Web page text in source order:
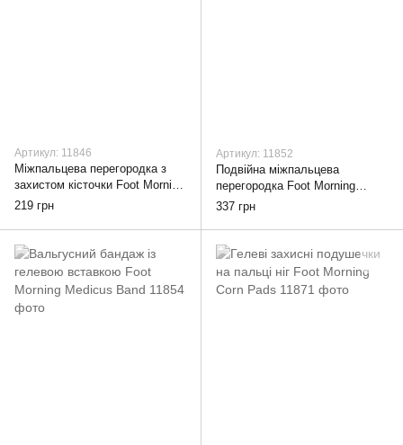
Артикул: 11846
Міжпальцева перегородка з
захистом кісточки Foot Morning
Medi Corect
219 грн
Артикул: 11852
Подвійна міжпальцева
перегородка Foot Morning
Duosafe
337 грн